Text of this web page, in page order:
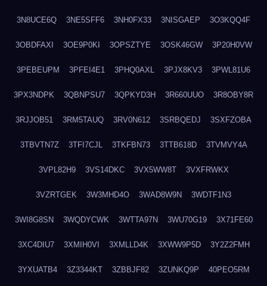
3N8UCE6Q 3NE5SFF6 3NH0FX33 3NISGAEP 3O3KQQ4F
3OBDFAXI 3OE9P0KI 3OPSZTYE 3OSK46GW 3P20H0VW
3PEBEUPM 3PFEI4E1 3PHQ0AXL 3PJX8KV3 3PWL81U6
3PX3NDPK 3QBNPSU7 3QPKYD3H 3R660UUO 3R8OBY8R
3RJJOB51 3RM5TAUQ 3RV0N612 3SRBQEDJ 3SXFZOBA
3TBVTN7Z 3TFI7CJL 3TKFBN73 3TTB618D 3TVMVY4A
3VPL82H9 3VS14DKC 3VX5WW8T 3VXFRWKX
3VZRTGEK 3W3MHD4O 3WAD8W9N 3WDTF1N3
3WI8G8SN 3WQDYCWK 3WTTA97N 3WU70G19 3X71FE60
3XC4DIU7 3XMIH0VI 3XMLLD4K 3XWW9P5D 3Y2Z2FMH
3YXUATB4 3Z3344KT 3ZBBJF82 3ZUNKQ9P 40PEO5RM